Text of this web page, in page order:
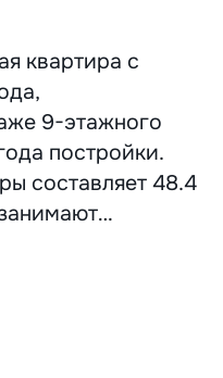
квартира с
9-этажного
постройки.
составляет 48.4
санузел
с заменой
новая